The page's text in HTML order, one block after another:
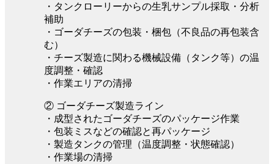
・タンクローリーからの生乳サンプル採取・分析
補助
・ゴーダチーズの包装・梱包（不良品の再包装含
む）
・チーズ製造に関わる機械設備（タンク等）の温
度調整・確認
・作業エリアの清掃
② ゴーダチーズ製造ライン
・成型されたゴーダチーズのパッケージ作業
・包装ミスなどの確認と再パッケージ
・製造タンクの管理（温度調整・状態確認）
・作業場の清掃